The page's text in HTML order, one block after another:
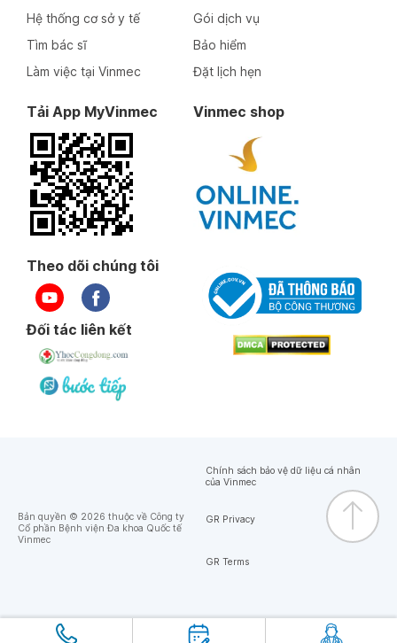
Hệ thống cơ sở y tế
Tìm bác sĩ
Làm việc tại Vinmec
Gói dịch vụ
Bảo hiểm
Đặt lịch hẹn
Tải App MyVinmec Vinmec shop
Theo dõi chúng tôi
Đối tác liên kết
Bản quyền © 2026 thuộc về Công ty
Cổ phần Bệnh viện Đa khoa Quốc tế
Vinmec
Chính sách bảo vệ dữ liệu cá nhân
của Vinmec
GR Privacy
GR Terms